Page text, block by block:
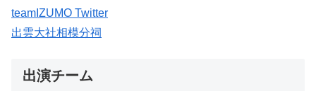
teamIZUMO Twitter
出雲大社相模分祠
出演チーム